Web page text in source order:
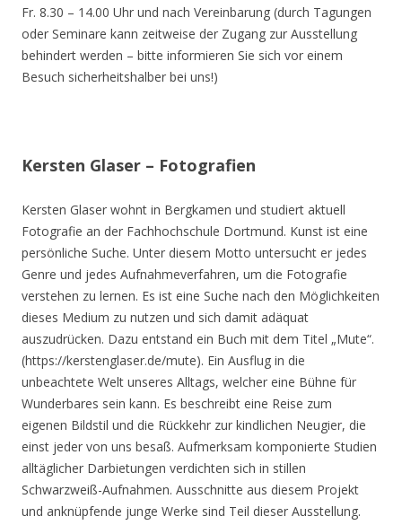
Fr. 8.30 – 14.00 Uhr und nach Vereinbarung (durch Tagungen
oder Seminare kann zeitweise der Zugang zur Ausstellung
behindert werden – bitte informieren Sie sich vor einem
Besuch sicherheitshalber bei uns!)
Kersten Glaser – Fotografien
Kersten Glaser wohnt in Bergkamen und studiert aktuell
Fotografie an der Fachhochschule Dortmund. Kunst ist eine
persönliche Suche. Unter diesem Motto untersucht er jedes
Genre und jedes Aufnahmeverfahren, um die Fotografie
verstehen zu lernen. Es ist eine Suche nach den Möglichkeiten
dieses Medium zu nutzen und sich damit adäquat
auszudrücken. Dazu entstand ein Buch mit dem Titel „Mute“.
(https://kerstenglaser.de/mute). Ein Ausflug in die
unbeachtete Welt unseres Alltags, welcher eine Bühne für
Wunderbares sein kann. Es beschreibt eine Reise zum
eigenen Bildstil und die Rückkehr zur kindlichen Neugier, die
einst jeder von uns besaß. Aufmerksam komponierte Studien
alltäglicher Darbietungen verdichten sich in stillen
Schwarzweiß-Aufnahmen. Ausschnitte aus diesem Projekt
und anknüpfende junge Werke sind Teil dieser Ausstellung.